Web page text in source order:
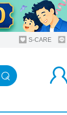
S-CARE